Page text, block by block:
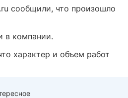
сообщили, что произошло
в компании.
характер и объем работ